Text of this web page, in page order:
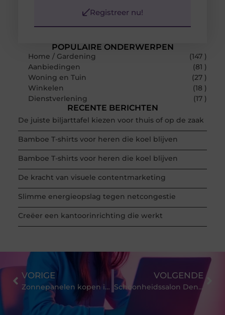
POPULAIRE ONDERWERPEN
Home / Gardening
(147 )
Aanbiedingen
(81 )
Woning en Tuin
(27 )
Winkelen
(18 )
Dienstverlening
(17 )
RECENTE BERICHTEN
De juiste biljarttafel kiezen voor thuis of op de zaak
Bamboe T-shirts voor heren die koel blijven
Bamboe T-shirts voor heren die koel blijven
De kracht van visuele contentmarketing
Slimme energieopslag tegen netcongestie
Creëer een kantoorinrichting die werkt
Registreer nu!
VORIGE
Zonnepanelen kopen in 2020
VOLGENDE
Schoonheidssalon Den Haag is waar jij naar op zoek bent